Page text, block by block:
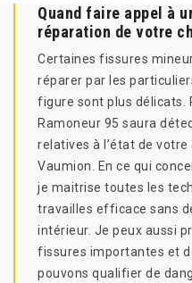
Quand faire appel à
réparation de votre
Certaines fissures
réparer par les
figure sont plus délicats.
Ramoneur 95 saura
relatives à l’état de
Vaumion. En ce qui
je maitrise toutes les
travailles efficace sans
intérieur. Je peux aussi
fissures importantes et
pouvons qualifier de